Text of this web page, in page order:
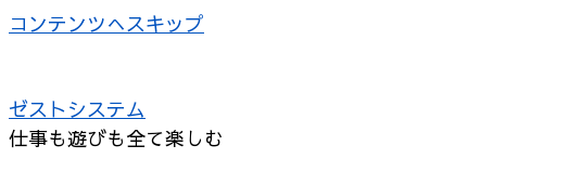
コンテンツへスキップ
ゼストシステム
仕事も遊びも全て楽しむ